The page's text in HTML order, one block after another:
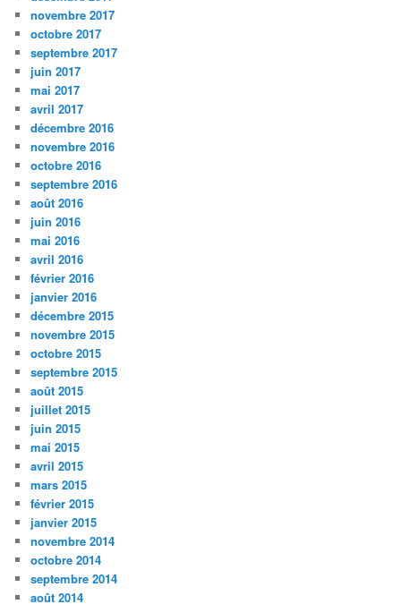
novembre 2017
octobre 2017
septembre 2017
juin 2017
mai 2017
avril 2017
décembre 2016
novembre 2016
octobre 2016
septembre 2016
août 2016
juin 2016
mai 2016
avril 2016
février 2016
janvier 2016
décembre 2015
novembre 2015
octobre 2015
septembre 2015
août 2015
juillet 2015
juin 2015
mai 2015
avril 2015
mars 2015
février 2015
janvier 2015
novembre 2014
octobre 2014
septembre 2014
août 2014